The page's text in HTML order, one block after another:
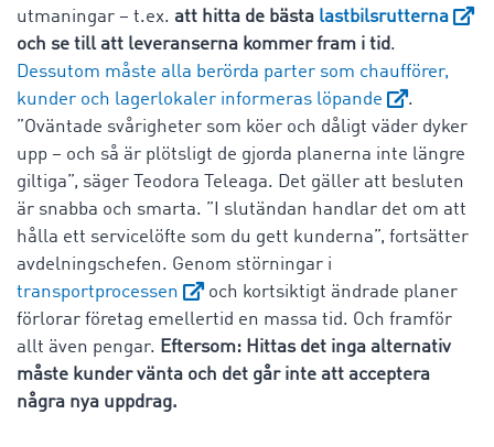
utmaningar – t.ex. att hitta de bästa lastbilsrutterna
och se till att leveranserna kommer fram i tid.
Dessutom måste alla berörda parter som chaufförer,
kunder och lagerlokaler informeras löpande
.
”Oväntade svårigheter som köer och dåligt väder dyker
upp – och så är plötsligt de gjorda planerna inte längre
giltiga”, säger Teodora Teleaga. Det gäller att besluten
är snabba och smarta. ”I slutändan handlar det om att
hålla ett servicelöfte som du gett kunderna”, fortsätter
avdelningschefen. Genom störningar i
transportprocessen
och kortsiktigt ändrade planer
förlorar företag emellertid en massa tid. Och framför
allt även pengar. Eftersom: Hittas det inga alternativ
måste kunder vänta och det går inte att acceptera
några nya uppdrag.